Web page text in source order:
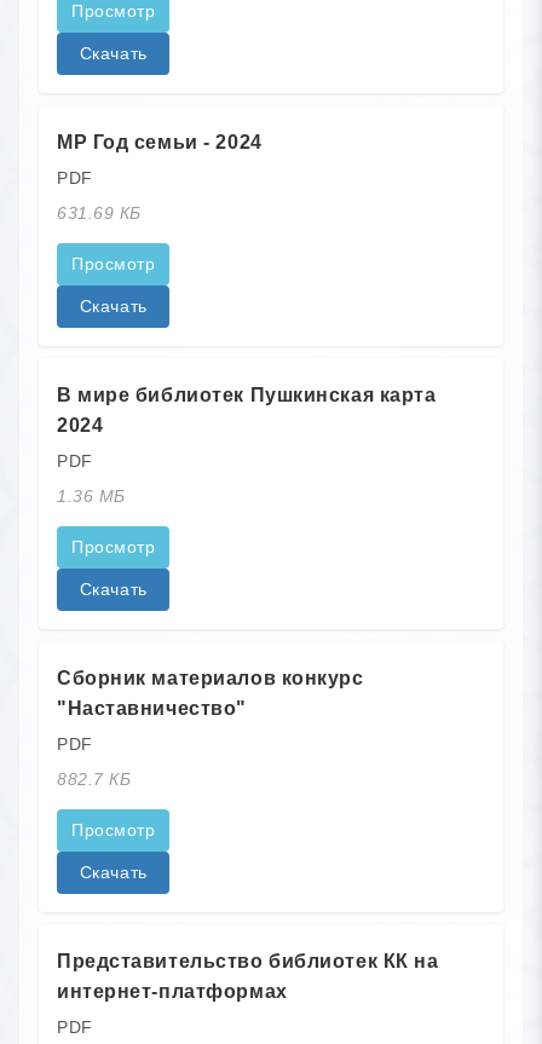
Просмотр
Скачать
МР Год семьи - 2024
PDF
631.69 КБ
Просмотр
Скачать
В мире библиотек Пушкинская карта
2024
PDF
1.36 МБ
Просмотр
Скачать
Сборник материалов конкурс
"Наставничество"
PDF
882.7 КБ
Просмотр
Скачать
Представительство библиотек КК на
интернет-платформах
PDF